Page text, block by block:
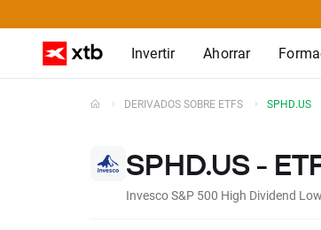
Invertir Ahorrar
DERIVADOS SOBRE ETFS SPHD.US
SPHD.US -
Invesco S&P 500 High Dividend